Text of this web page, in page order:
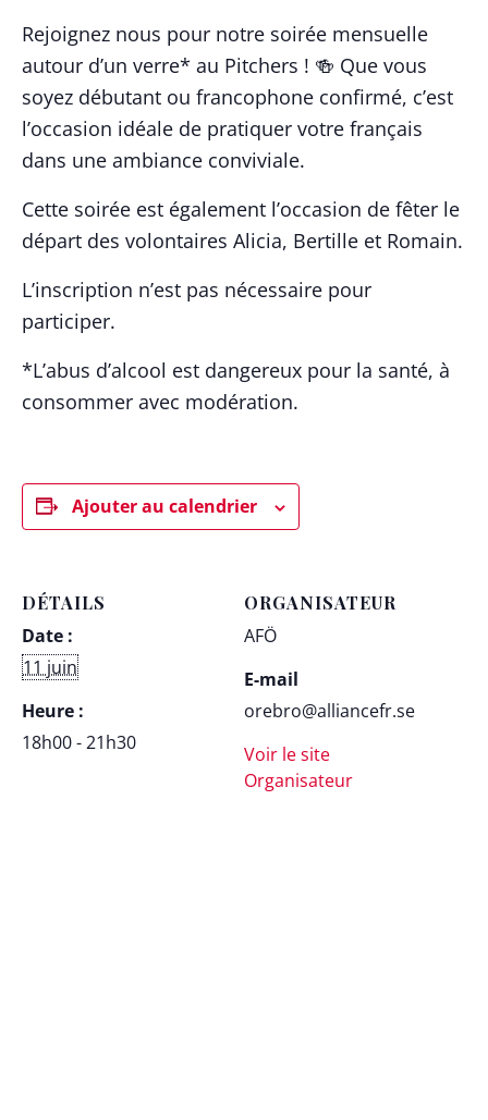
Rejoignez nous pour notre soirée mensuelle
autour d’un verre* au Pitchers ! 🍻 Que vous
soyez débutant ou francophone confirmé, c’est
l’occasion idéale de pratiquer votre français
dans une ambiance conviviale.
Cette soirée est également l’occasion de fêter le
départ des volontaires Alicia, Bertille et Romain.
L’inscription n’est pas nécessaire pour
participer.
*L’abus d’alcool est dangereux pour la santé, à
consommer avec modération.
Ajouter au calendrier
DÉTAILS
Date :
11 juin
Heure :
18h00 - 21h30
ORGANISATEUR
AFÖ
E-mail
orebro@alliancefr.se
Voir le site
Organisateur